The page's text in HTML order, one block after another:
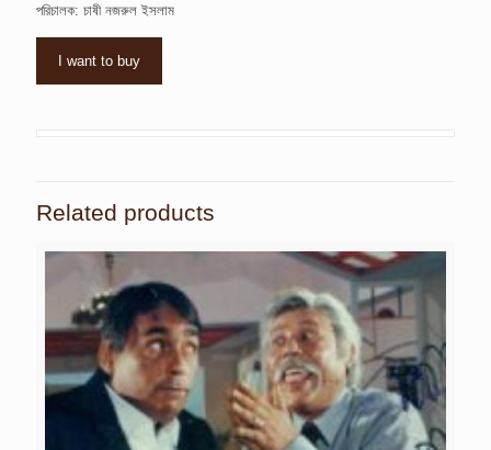
পরিচালক: চাষী নজরুল ইসলাম
I want to buy
Related products